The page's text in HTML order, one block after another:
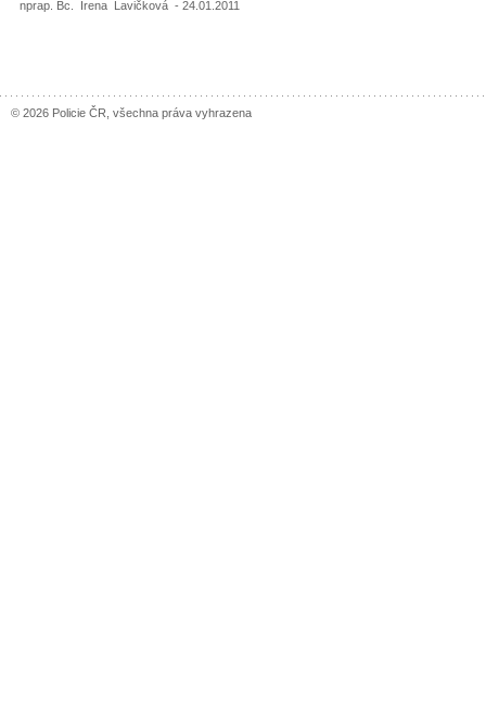
nprap. Bc. Irena Lavičková - 24.01.2011
© 2026 Policie ČR, všechna práva vyhrazena